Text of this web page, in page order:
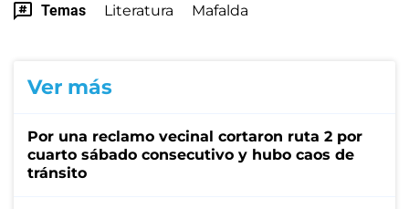
Temas Literatura Mafalda
Ver más
Por una reclamo vecinal cortaron ruta 2 por
cuarto sábado consecutivo y hubo caos de
tránsito